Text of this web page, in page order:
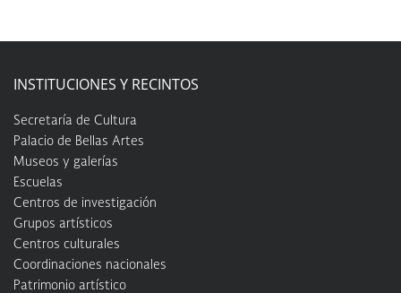
INSTITUCIONES Y RECINTOS
Secretaría de Cultura
Palacio de Bellas Artes
Museos y galerías
Escuelas
Centros de investigación
Grupos artísticos
Centros culturales
Coordinaciones nacionales
Patrimonio artístico